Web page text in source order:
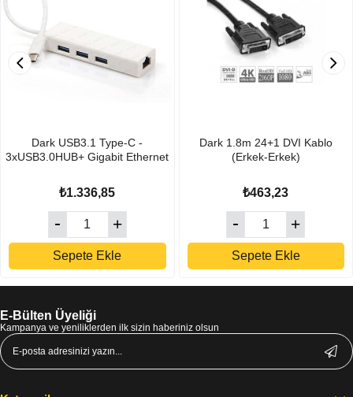
Dark USB3.1 Type-C -
3xUSB3.0HUB+ Gigabit Ethernet
₺1.336,85
Sepete Ekle
Dark 1.8m 24+1 DVI Kablo
(Erkek-Erkek)
₺463,23
Sepete Ekle
E-Bülten Üyeliği
Kampanya ve yeniliklerden ilk sizin haberiniz olsun